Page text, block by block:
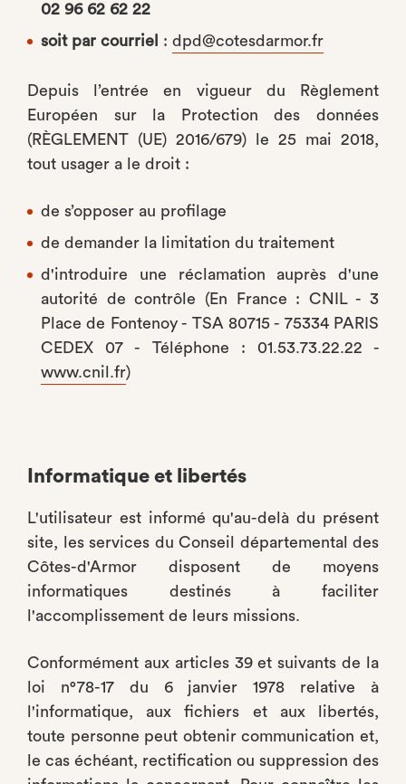
02 96 62 62 22
soit par courriel
: dpd@cotesdarmor.fr
Depuis l’entrée en vigueur du Règlement
Européen sur la Protection des données
(RÈGLEMENT (UE) 2016/679) le 25 mai 2018,
tout usager a le droit :
de s’opposer au profilage
de demander la limitation du traitement
d'introduire une réclamation auprès d'une
autorité de contrôle (En France : CNIL - 3
Place de Fontenoy - TSA 80715 - 75334 PARIS
CEDEX 07 - Téléphone : 01.53.73.22.22 -
www.cnil.fr)
Informatique et libertés
L'utilisateur est informé qu'au-delà du présent
site, les services du Conseil départemental des
Côtes-d'Armor disposent de moyens
informatiques destinés à faciliter
l'accomplissement de leurs missions.
Conformément aux articles 39 et suivants de la
loi n°78-17 du 6 janvier 1978 relative à
l'informatique, aux fichiers et aux libertés,
toute personne peut obtenir communication et,
le cas échéant, rectification ou suppression des